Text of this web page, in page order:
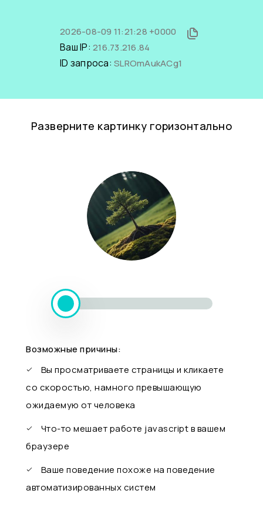
2026-08-09 11:21:28 +0000
Ваш IP: 216.73.216.84
ID запроса: SLROmAukACg1
Разверните картинку горизонтально
Возможные причины:
Вы просматриваете страницы и кликаете
со скоростью, намного превышающую
ожидаемую от человека
Что-то мешает работе javascript в вашем
браузере
Ваше поведение похоже на поведение
автоматизированных систем